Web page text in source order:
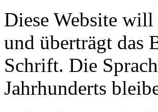
Diese Website
und überträgt das
Schrift. Die
Jahrhunderts